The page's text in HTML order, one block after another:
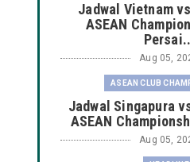
Jadwal Vietnam
ASEAN
Aug 05,
ASEAN CLUB
Jadwal Singapura
ASEAN
Aug 05,